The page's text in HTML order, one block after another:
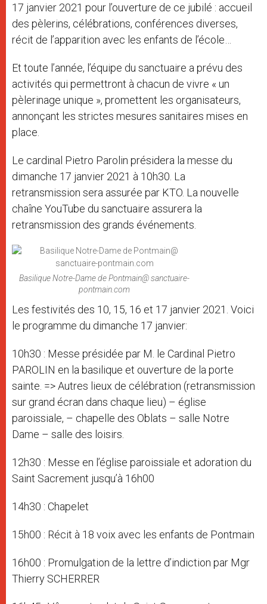
17 janvier 2021 pour l’ouverture de ce jubilé : accueil
des pèlerins, célébrations, conférences diverses,
récit de l’apparition avec les enfants de l’école…
Et toute l’année, l’équipe du sanctuaire a prévu des
activités qui permettront à chacun de vivre « un
pèlerinage unique », promettent les organisateurs,
annonçant les strictes mesures sanitaires mises en
place.
Le cardinal Pietro Parolin présidera la messe du
dimanche 17 janvier 2021 à 10h30. La
retransmission sera assurée par KTO. La nouvelle
chaîne YouTube du sanctuaire assurera la
retransmission des grands événements.
Basilique Notre-Dame de Pontmain@ sanctuaire-
pontmain.com
Les festivités des 10, 15, 16 et 17 janvier 2021. Voici
le programme du dimanche 17 janvier:
10h30 : Messe présidée par M. le Cardinal Pietro
PAROLIN en la basilique et ouverture de la porte
sainte. => Autres lieux de célébration (retransmission
sur grand écran dans chaque lieu) – église
paroissiale, – chapelle des Oblats – salle Notre
Dame – salle des loisirs.
12h30 : Messe en l’église paroissiale et adoration du
Saint Sacrement jusqu’à 16h00
14h30 : Chapelet
15h00 : Récit à 18 voix avec les enfants de Pontmain
16h00 : Promulgation de la lettre d’indiction par Mgr
Thierry SCHERRER